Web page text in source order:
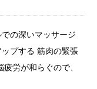
の深いマッサージ
プする 筋肉の緊張
労が和らぐので、